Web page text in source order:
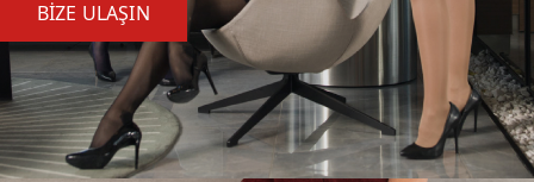
BİZE ULAŞIN